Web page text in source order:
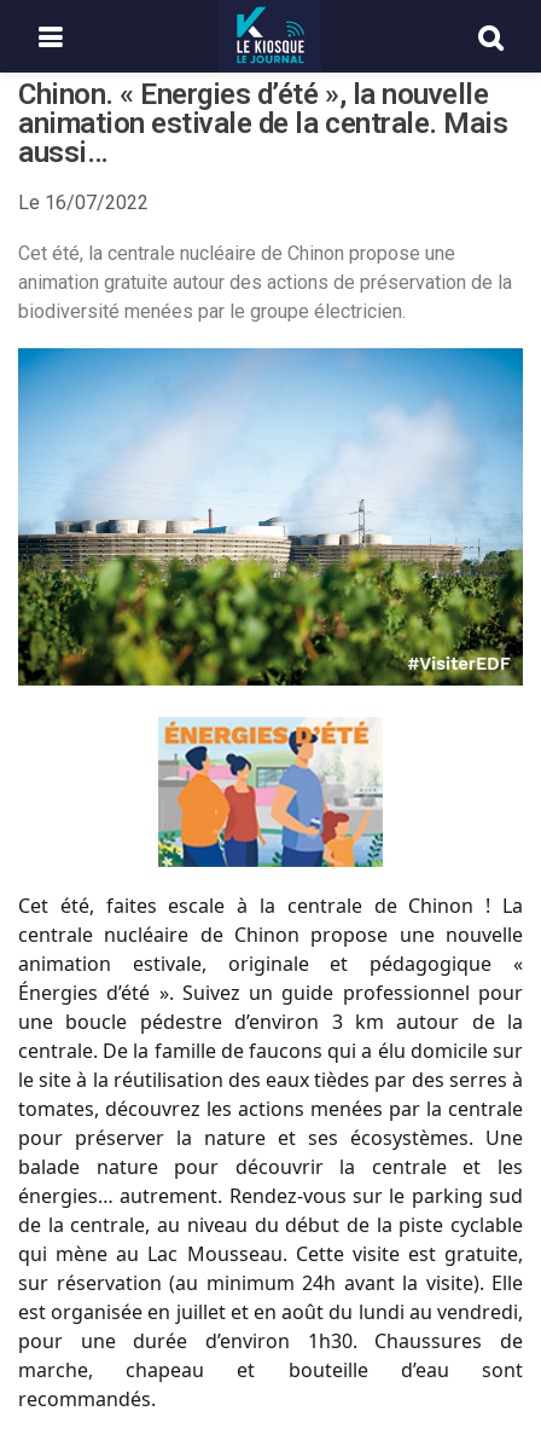
Chinon. « Energies d’été », la nouvelle
animation estivale de la centrale. Mais
aussi…
Le 16/07/2022
Cet été, la centrale nucléaire de Chinon propose une
animation gratuite autour des actions de préservation de la
biodiversité menées par le groupe électricien.
Cet été, faites escale à la centrale de Chinon ! La
centrale nucléaire de Chinon propose une nouvelle
animation estivale, originale et pédagogique «
Énergies d’été ». Suivez un guide professionnel pour
une boucle pédestre d’environ 3 km autour de la
centrale. De la famille de faucons qui a élu domicile sur
le site à la réutilisation des eaux tièdes par des serres à
tomates, découvrez les actions menées par la centrale
pour préserver la nature et ses écosystèmes. Une
balade nature pour découvrir la centrale et les
énergies… autrement. Rendez-vous sur le parking sud
de la centrale, au niveau du début de la piste cyclable
qui mène au Lac Mousseau. Cette visite est gratuite,
sur réservation (au minimum 24h avant la visite). Elle
est organisée en juillet et en août du lundi au vendredi,
pour une durée d’environ 1h30. Chaussures de
marche, chapeau et bouteille d’eau sont
recommandés.